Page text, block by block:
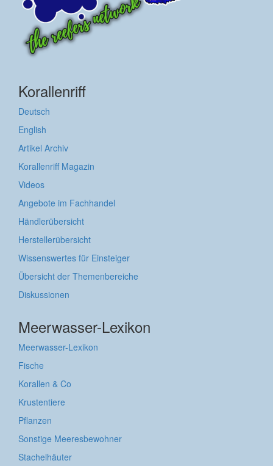
Korallenriff
Deutsch
English
Artikel Archiv
Korallenriff Magazin
Videos
Angebote im Fachhandel
Händlerübersicht
Herstellerübersicht
Wissenswertes für Einsteiger
Übersicht der Themenbereiche
Diskussionen
Meerwasser-Lexikon
Meerwasser-Lexikon
Fische
Korallen & Co
Krustentiere
Pflanzen
Sonstige Meeresbewohner
Stachelhäuter